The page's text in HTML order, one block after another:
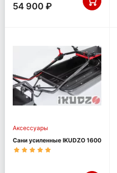
54 900 ₽
Аксессуары
Сани усиленные IKUDZO 1600